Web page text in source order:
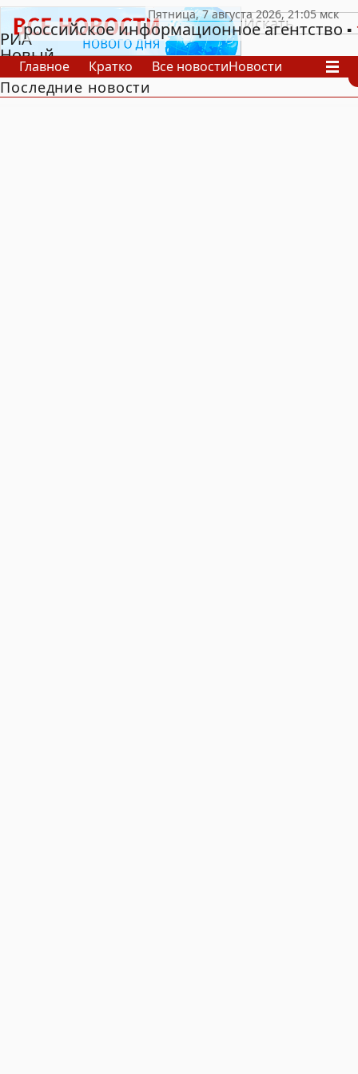
РИА
Новый
День
российское информационное агентство
Главное Кратко Все новостиНовости
В России
В мире
Последние новости